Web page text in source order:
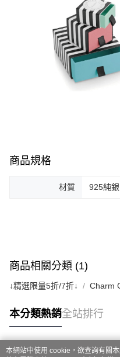
商品規格
材質 925純
商品相關分類 (1)
↓精選限量5折/7折↓ Charm
本分類熱銷全站排行
本網站中使用 cookie，欲查詢有關